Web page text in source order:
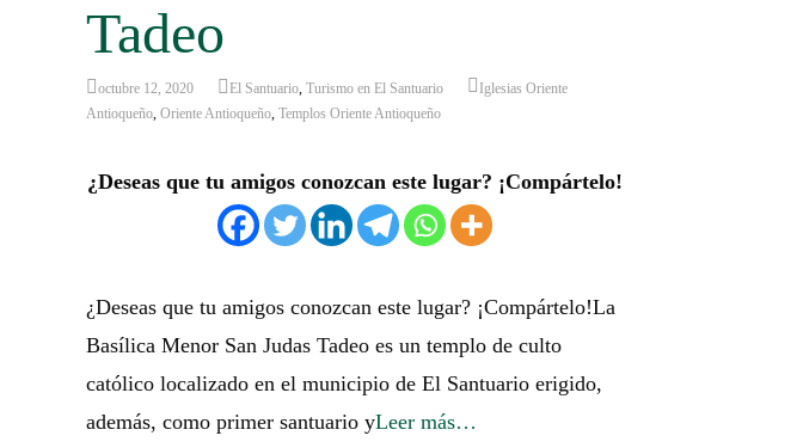
Tadeo
octubre 12, 2020 El Santuario, Turismo en El Santuario
Iglesias Oriente
Antioqueño, Oriente Antioqueño, Templos Oriente Antioqueño
¿Deseas que tu amigos conozcan este lugar? ¡Compártelo!
¿Deseas que tu amigos conozcan este lugar? ¡Compártelo!La
Basílica Menor San Judas Tadeo es un templo de culto
católico localizado en el municipio de El Santuario erigido,
además, como primer santuario yLeer más…